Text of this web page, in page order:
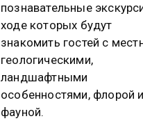
познавательные
ходе которых будут
знакомить гостей с
геологическими,
ландшафтными
особенностями, флорой и
фауной.